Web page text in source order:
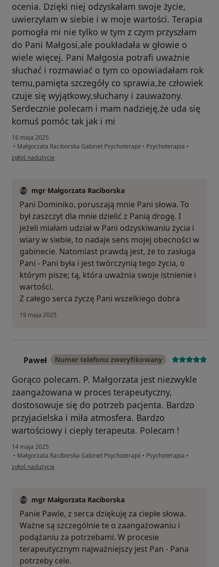
ocenia. Dzięki niej odzyskałam swoje życie,
uwierzyłam w siebie i w moje wartości. Terapia
pomogła mi nie tylko w tym z czym przyszłam
do Pani Małgosi,ale poukładała w głowie o
wiele więcej. Pani Małgosia potrafi uważnie
słuchać i rozmawiać o tym co opowiadałam rok
temu,pamięta szczegóły co sprawia,że człowiek
czuje się wyjątkowy,słuchany i zauważony.
Serdecznie polecam i mam nadzieję,że uda się
komuś pomóc tak jak i mi
16 maja 2025
• Małgorzata Raciborska Gabinet Psychoterapii • Psychoterapia •
w opinii użytkownika Dominika
zgłoś nadużycie
mgr Małgorzata Raciborska
Pani Dominiko, poruszają mnie Pani słowa. To
był zaszczyt dla mnie dzielić z Panią drogę. I
jeżeli miałam udział w Pani odzyskiwaniu życia i
wiary w siebie, to nadaje sens mojej obecności w
gabinecie. Natomiast prawdą jest, że to zasługa
Pani - Pani była i jest twórczynią tego życia, o
którym pisze; tą, która uważnia swoje istnienie i
wartości.
Z całego serca życzę Pani wszelkiego dobra
19 maja 2025
Paweł Numer telefonu zweryfikowany
Gorąco polecam. P. Małgorzata jest niezwykle
zaangażowana w proces terapeutyczny,
dostosowuje się do potrzeb pacjenta. Bardzo
przyjacielska i miła atmosfera. Bardzo
wartościowy i ciepły terapeuta. Polecam !
14 maja 2025
• Małgorzata Raciborska Gabinet Psychoterapii • Psychoterapia •
w opinii użytkownika Paweł
zgłoś nadużycie
mgr Małgorzata Raciborska
Panie Pawle, z serca dziękuję za ciepłe słowa.
Ważne są szczególnie te o zaangażowaniu i
podążaniu za potrzebami. W procesie
terapeutycznym najważniejszy jest Pan - Pana
potrzeby cele.